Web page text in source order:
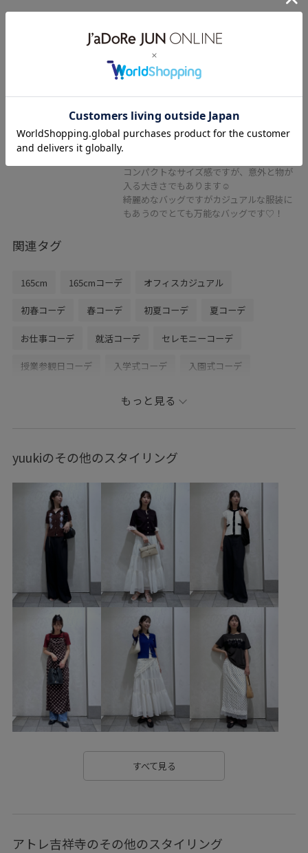
ひねり金具ワンハンドルミニショ
ルダーバッグ/2WAY,WEB限定カラ
ーあり
ブラック系 / F
¥5,489
コンパクトなサイズ感ですが、意外と物が
入る大きさでもあります☺︎
綺麗めなバッグですがカジュアルな服装に
もあうのでとても万能なバッグです♡！
関連タグ
165cm 165cmコーデ オフィスカジュアル
初春コーデ 春コーデ 初夏コーデ 夏コーデ
お仕事コーデ 就活コーデ セレモニーコーデ
授業参観日コーデ 入学式コーデ 入園式コーデ
大人カジュアル パンツスタイル
きれいめコーデ ウェーブ
ジャケット/アウター テーラードジャケット パンツ
バッグ ショルダーバッグ パンプス
BVA36030 BVS36100 BVV36110
BVX36070 0318PRESS対象商品 26officecasual
26SSceremony 2WAYで使える BVX44070_BVX36070
outer_pickup setup_pickup Ssize_akisuda
VIS_2026SS_POLO VIS_2026SS_POLO2 VIS_26SS
vis_26ssbag vis_26ss_summertops
VIS_ceremony_2026 vis_okazakisae_may
VIS_smallsize
お気に入りアイテム_pickup きちんと感 きれいめ
もっと見る
yuukiのその他のスタイリング
すべて見る
アトレ吉祥寺のその他のスタイリング